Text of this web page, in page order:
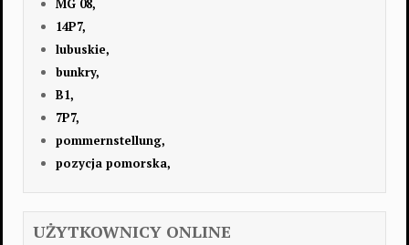
MG 08,
14P7,
lubuskie,
bunkry,
B1,
7P7,
pommernstellung,
pozycja pomorska,
UŻYTKOWNICY ONLINE